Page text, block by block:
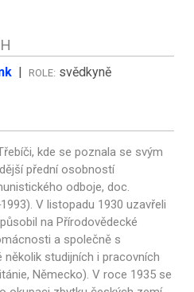
| ROLE: svědkyně
kde se poznala se svým
přední osobností
odboje, doc.
V listopadu 1930 uzavřeli
na Přírodovědecké
a společně s
studijních i pracovních
Německo). V roce 1935 se